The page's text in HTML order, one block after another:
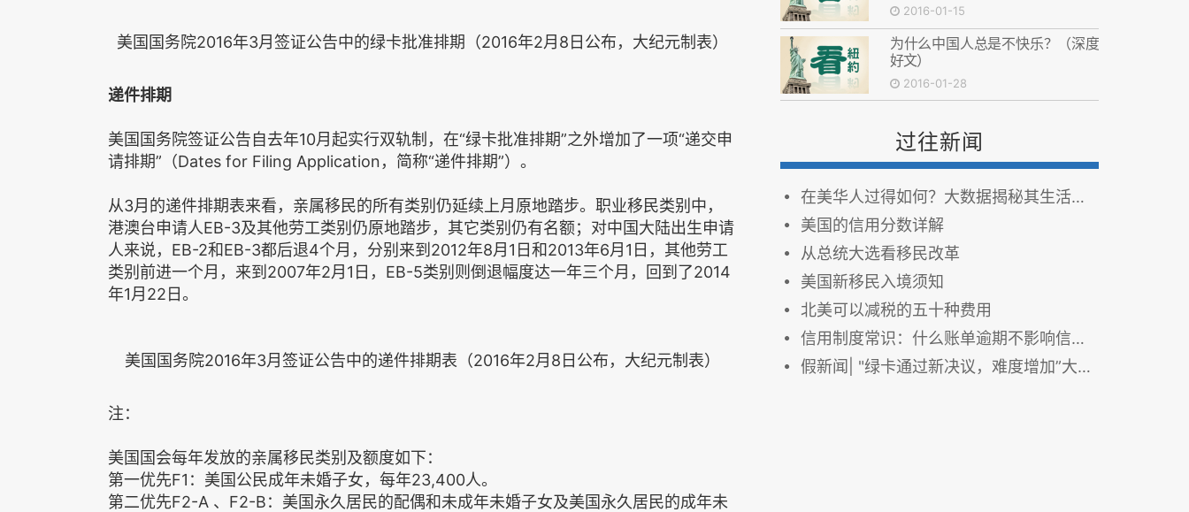
美国国务院2016年3月签证公告中的绿卡批准排期（2016年2月8日公布，大纪元制表）
递件排期
美国国务院签证公告自去年10月起实行双轨制，在“绿卡批准排期”之外增加了一项“递交申
请排期”（Dates for Filing Application，简称“递件排期”）。
从3月的递件排期表来看，亲属移民的所有类别仍延续上月原地踏步。职业移民类别中，
港澳台申请人EB-3及其他劳工类别仍原地踏步，其它类别仍有名额；对中国大陆出生申请
人来说，EB-2和EB-3都后退4个月，分别来到2012年8月1日和2013年6月1日，其他劳工
类别前进一个月，来到2007年2月1日，EB-5类别则倒退幅度达一年三个月，回到了2014
年1月22日。
美国国务院2016年3月签证公告中的递件排期表（2016年2月8日公布，大纪元制表）
注：
美国国会每年发放的亲属移民类别及额度如下：
第一优先F1：美国公民成年未婚子女，每年23,400人。
第二优先F2-A 、F2-B：美国永久居民的配偶和未成年未婚子女及美国永久居民的成年未
2016-01-15
为什么中国人总是不快乐？（深度
好文）
2016-01-28
过往新闻
在美华人过得如何？大数据揭秘其生活现状
美国的信用分数详解
从总统大选看移民改革
美国新移民入境须知
北美可以减税的五十种费用
信用制度常识：什么账单逾期不影响信用分数？
假新闻| "绿卡通过新决议，难度增加”大家勿上当！